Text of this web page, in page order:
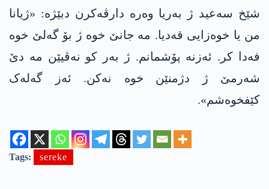
شێخ سه‌عید ژ به‌ریا وه‌ره‌ دارڤه‌كرن دبێژه‌: «ژیانا
من یا خوەزایی قەدیا. مە جانێ خوە ژ بۆ گەلێ خوە
فەدا کر. ئەزنە پۆشمانم. ژ بەر کو نەڤیێن مە دێ
شه‌رمێ ژ دژمنێن خوە نه‌كن. ئەز گەلەک
کێفخوەشم».
Tags: sereke